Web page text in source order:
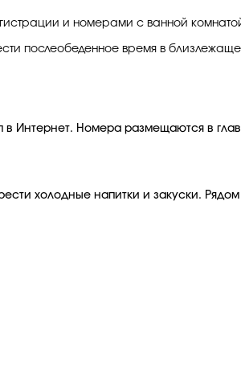
и номерами с ванной
послеобеденное время в
Интернет. Номера размещаются в
холодные напитки и закуски.